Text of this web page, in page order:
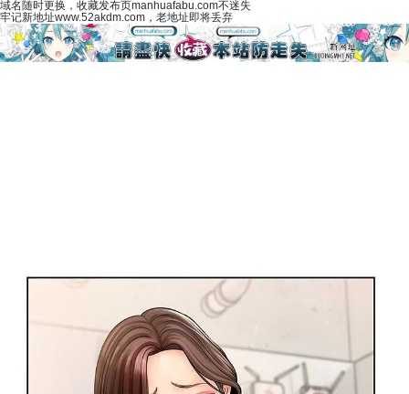
域名随时更换，收藏发布页manhuafabu.com不迷失
牢记新地址www.52akdm.com，老地址即将丢弃